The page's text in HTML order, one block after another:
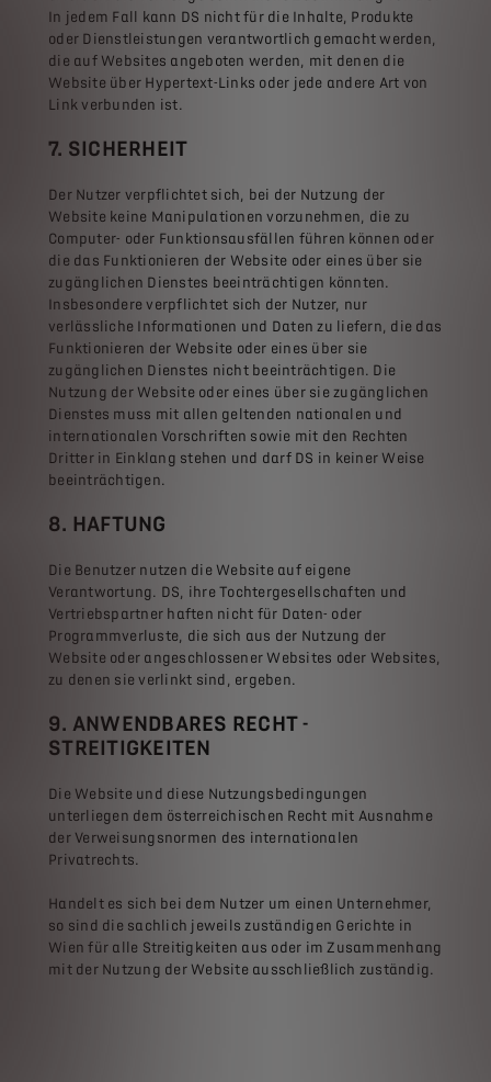
In jedem Fall kann DS nicht für die Inhalte, Produkte
oder Dienstleistungen verantwortlich gemacht werden,
die auf Websites angeboten werden, mit denen die
Website über Hypertext-Links oder jede andere Art von
Link verbunden ist.
7. SICHERHEIT
Der Nutzer verpflichtet sich, bei der Nutzung der
Website keine Manipulationen vorzunehmen, die zu
Computer- oder Funktionsausfällen führen können oder
die das Funktionieren der Website oder eines über sie
zugänglichen Dienstes beeinträchtigen könnten.
Insbesondere verpflichtet sich der Nutzer, nur
verlässliche Informationen und Daten zu liefern, die das
Funktionieren der Website oder eines über sie
zugänglichen Dienstes nicht beeinträchtigen. Die
Nutzung der Website oder eines über sie zugänglichen
Dienstes muss mit allen geltenden nationalen und
internationalen Vorschriften sowie mit den Rechten
Dritter in Einklang stehen und darf DS in keiner Weise
beeinträchtigen.
8. HAFTUNG
Die Benutzer nutzen die Website auf eigene
Verantwortung. DS, ihre Tochtergesellschaften und
Vertriebspartner haften nicht für Daten- oder
Programmverluste, die sich aus der Nutzung der
Website oder angeschlossener Websites oder Websites,
zu denen sie verlinkt sind, ergeben.
9. ANWENDBARES RECHT -
STREITIGKEITEN
Die Website und diese Nutzungsbedingungen
unterliegen dem österreichischen Recht mit Ausnahme
der Verweisungsnormen des internationalen
Privatrechts.
Handelt es sich bei dem Nutzer um einen Unternehmer,
so sind die sachlich jeweils zuständigen Gerichte in
Wien für alle Streitigkeiten aus oder im Zusammenhang
mit der Nutzung der Website ausschließlich zuständig.